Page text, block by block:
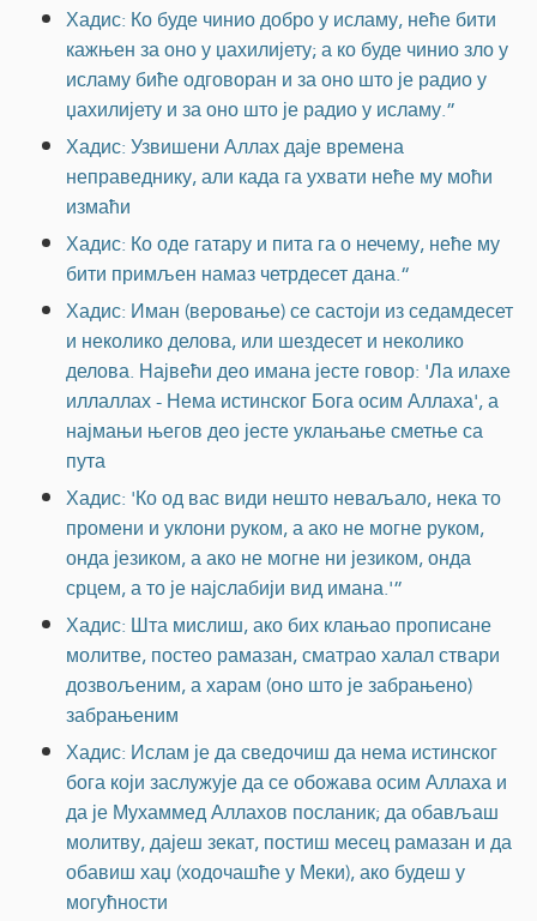
Хадис: Ко буде чинио добро у исламу, неће бити
кажњен за оно у џахилијету; а ко буде чинио зло у
исламу биће одговоран и за оно што је радио у
џахилијету и за оно што је радио у исламу.”
Хадис: Узвишени Аллах даје времена
неправеднику, али када га ухвати неће му моћи
измаћи
Хадис: Ко оде гатару и пита га о нечему, неће му
бити примљен намаз четрдесет дана.“
Хадис: Иман (веровање) се састоји из седамдесет
и неколико делова, или шездесет и неколико
делова. Највећи део имана јесте говор: 'Ла илахе
иллаллах - Нема истинског Бога осим Аллаха', а
најмањи његов део јесте уклањање сметње са
пута
Хадис: 'Ко од вас види нешто неваљало, нека то
промени и уклони руком, а ако не могне руком,
онда језиком, а ако не могне ни језиком, онда
срцем, а то је најслабији вид имана.'”
Хадис: Шта мислиш, ако бих клањао прописане
молитве, постео рамазан, сматрао халал ствари
дозвољеним, а харам (оно што је забрањено)
забрањеним
Хадис: Ислам је да сведочиш да нема истинског
бога који заслужује да се обожава осим Аллаха и
да је Мухаммед Аллахов посланик; да обављаш
молитву, дајеш зекат, постиш месец рамазан и да
обавиш хаџ (ходочашће у Меки), ако будеш у
могућности